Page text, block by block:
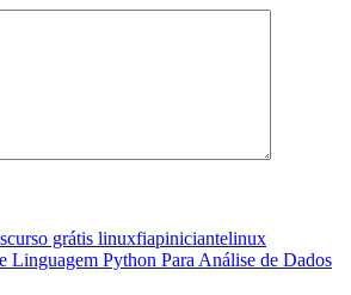
curso grátis linuxfiapiniciantelinux
Linguagem Python Para Análise de Dados